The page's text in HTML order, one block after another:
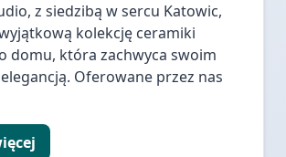
z siedzibą w sercu Katowic,
kolekcję ceramiki
domu, która zachwyca swoim
Oferowane przez nas